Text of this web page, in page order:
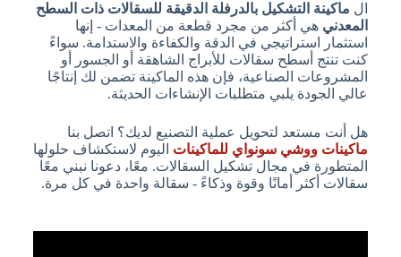
ال ماكينة التشكيل بالدرفلة الدقيقة للسقالات ذات السطح
المعدني هي أكثر من مجرد قطعة من المعدات - إنها
استثمار استراتيجي في الدقة والكفاءة والاستدامة. سواءً
كنت تنتج أسطح سقالات للأبراج الشاهقة أو الجسور أو
المشروعات الصناعية، فإن هذه الماكينة تضمن لك إنتاجًا
عالي الجودة يلبي متطلبات الإنشاءات الحديثة.
هل أنت مستعد لتحويل عملية التصنيع لديك؟ اتصل بنا
ماكينات ووشي سونواي للماكينات اليوم لاستكشاف حلولها
المتطورة في مجال تشكيل السقالات. معًا، دعونا نبني معًا
سقالات أكثر أمانًا وقوة وذكاءً - سقالة واحدة في كل مرة.